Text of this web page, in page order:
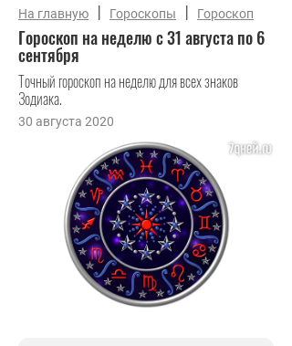
На главную | Гороскопы | Гороскоп
Гороскоп на неделю с 31 августа по 6
сентября
Точный гороскоп на неделю для всех знаков
Зодиака.
30 августа 2020